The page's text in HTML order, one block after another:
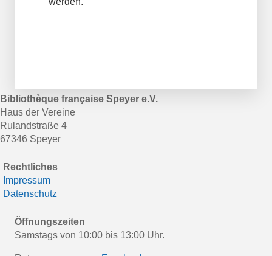
Bibliothèque française Speyer e.V.
Haus der Vereine
Rulandstraße 4
67346 Speyer
Rechtliches
Impressum
Datenschutz
Öffnungszeiten
Samstags von 10:00 bis 13:00 Uhr.